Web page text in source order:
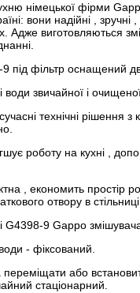
німецької фірми
вони надійні ,
Адже виготовляються
під фільтр оснащений
звичайної і
технічні рішення
роботу на кухні ,
, економить простір
отвору в
G4398-9 Gappo
- фіксований.
або
стаціонарний.